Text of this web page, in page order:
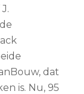
dat
is. Nu, 95